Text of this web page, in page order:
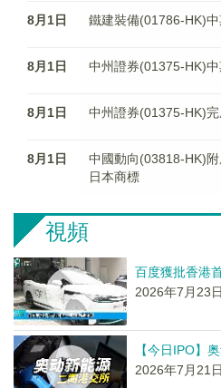
8月1日 鐵建裝備(01786-HK)
8月1日 中州證券(01375-HK)
8月1日 中州證券(01375-HK)
8月1日
中國動向(03818-HK)
日本商標
視頻
百度獲批香港
2026年7月23
【今日IPO】
2026年7月21